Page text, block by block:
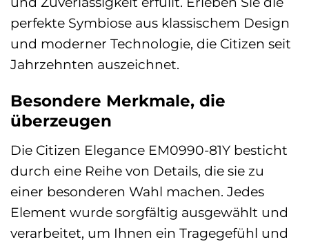
perfekte Symbiose aus klassischem Design
und moderner Technologie, die Citizen seit
Jahrzehnten auszeichnet.
Besondere Merkmale, die
überzeugen
Die Citizen Elegance EM0990-81Y besticht
durch eine Reihe von Details, die sie zu
einer besonderen Wahl machen. Jedes
Element wurde sorgfältig ausgewählt und
verarbeitet, um Ihnen ein Tragegefühl und